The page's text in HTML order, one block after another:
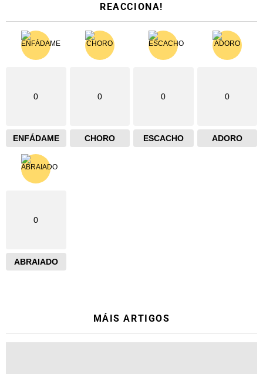
REACCIONA!
0
ENFÁDAME
0
CHORO
0
ESCACHO
0
ADORO
0
ABRAIADO
MÁIS ARTIGOS